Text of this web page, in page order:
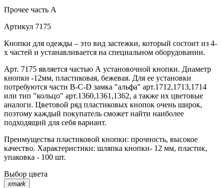
Прочее часть A
Артикул 7175
Кнопки для одежды – это вид застежки, который состоит из 4-
х частей и устанавливается на специальном оборудовании.
Арт. 7175 является частью А установочной кнопки. Диаметр
кнопки -12мм, пластиковая, бежевая. Для ее установки
потребуются части В-C-D замка "альфа" арт.1712,1713,1714
или тип "кольцо" арт.1360,1361,1362, а также их цветовые
аналоги. Цветовой ряд пластиковых кнопок очень широк,
поэтому каждый покупатель сможет найти наиболее
подходящий для себя вариант.
Преимущества пластиковой кнопки: прочность, высокое
качество. Характеристики: шляпка кнопки- 12 мм, пластик,
упаковка - 100 шт.
Выбор цвета
xmark